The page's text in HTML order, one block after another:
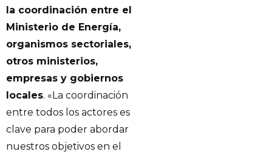
la coordinación entre el
Ministerio de Energía,
organismos sectoriales,
otros ministerios,
empresas y gobiernos
locales. «La coordinación
entre todos los actores es
clave para poder abordar
nuestros objetivos en el